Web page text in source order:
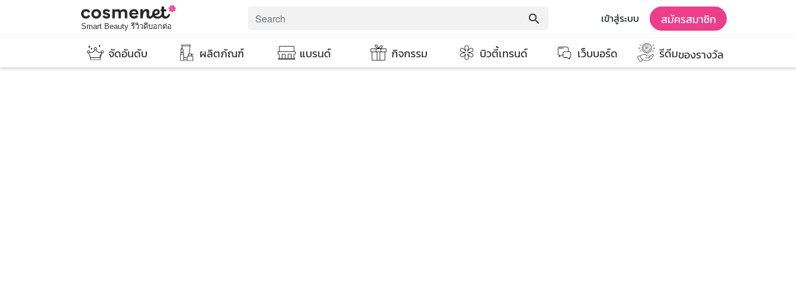
Smart Beauty รีวิวดีบอกต่อ
search เข้าสู่ระบบ สมัครสมาชิก
จัดอันดับ ผลิตภัณฑ์ แบรนด์ กิจกรรม บิวตี้เทรนด์ เว็บบอร์ด รีดีมของรางวัล